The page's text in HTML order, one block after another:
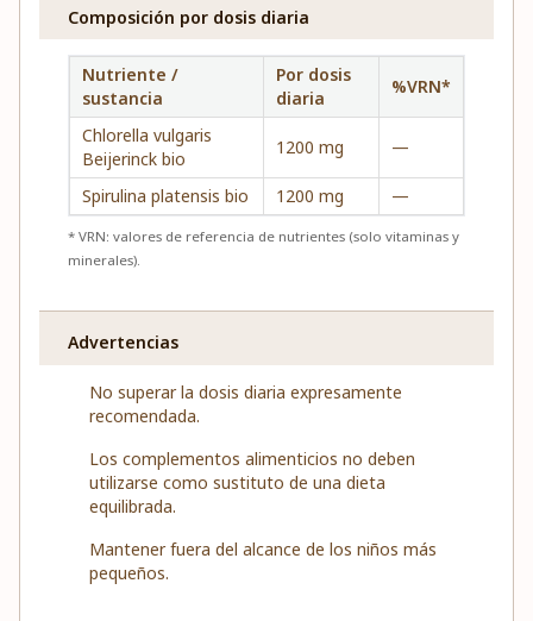
Composición por dosis diaria
Nutriente /
sustancia
Por dosis
diaria
%VRN*
Chlorella vulgaris
Beijerinck bio
1200 mg —
Spirulina platensis bio 1200 mg —
* VRN: valores de referencia de nutrientes (solo vitaminas y
minerales).
Advertencias
No superar la dosis diaria expresamente
recomendada.
Los complementos alimenticios no deben
utilizarse como sustituto de una dieta
equilibrada.
Mantener fuera del alcance de los niños más
pequeños.